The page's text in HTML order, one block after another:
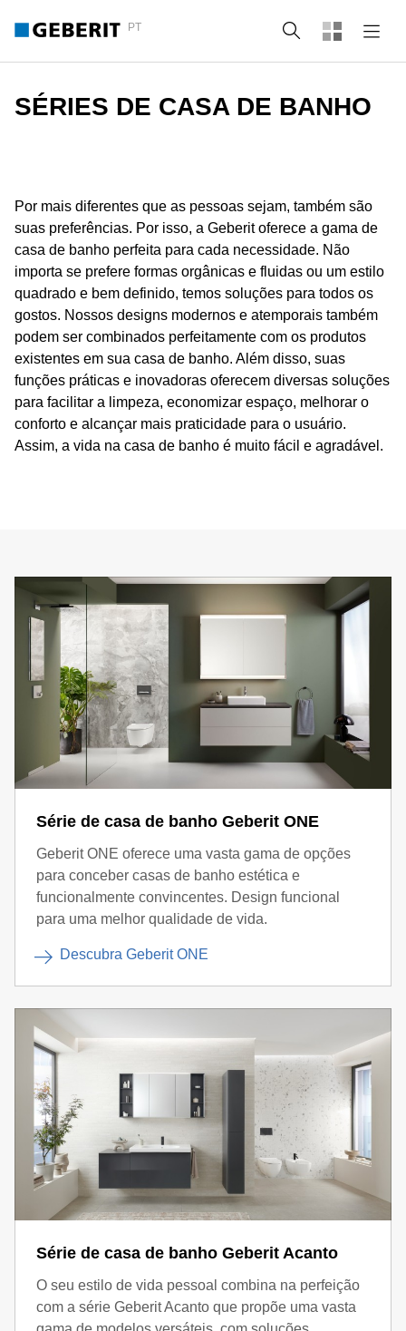
PT Pesquisa
SÉRIES DE CASA DE BANHO
Por mais diferentes que as pessoas sejam, também são
suas preferências. Por isso, a Geberit oferece a gama de
casa de banho perfeita para cada necessidade. Não
importa se prefere formas orgânicas e fluidas ou um estilo
quadrado e bem definido, temos soluções para todos os
gostos. Nossos designs modernos e atemporais também
podem ser combinados perfeitamente com os produtos
existentes em sua casa de banho. Além disso, suas
funções práticas e inovadoras oferecem diversas soluções
para facilitar a limpeza, economizar espaço, melhorar o
conforto e alcançar mais praticidade para o usuário.
Assim, a vida na casa de banho é muito fácil e agradável.
Série de casa de banho Geberit ONE
Geberit ONE oferece uma vasta gama de opções
para conceber casas de banho estética e
funcionalmente convincentes. Design funcional
para uma melhor qualidade de vida.
Descubra Geberit ONE
Série de casa de banho Geberit Acanto
O seu estilo de vida pessoal combina na perfeição
com a série Geberit Acanto que propõe uma vasta